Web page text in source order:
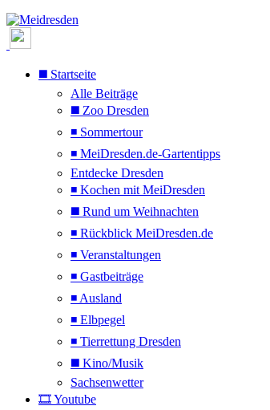
◼️ Startseite
Alle Beiträge
◼️ Zoo Dresden
◾ Sommertour
◾ MeiDresden.de-Gartentipps
Entdecke Dresden
◾ Kochen mit MeiDresden
◼️ Rund um Weihnachten
◾ Rückblick MeiDresden.de
◾ Veranstaltungen
◾ Gastbeiträge
◾ Ausland
◾ Elbpegel
◾ Tierrettung Dresden
◼️ Kino/Musik
Sachsenwetter
🎞️ Youtube